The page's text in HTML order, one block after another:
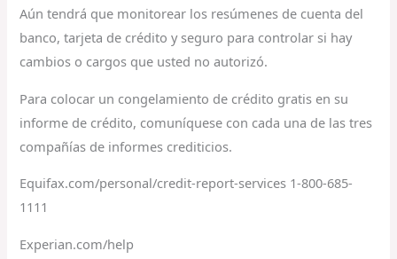
Aún tendrá que monitorear los resúmenes de cuenta del
banco, tarjeta de crédito y seguro para controlar si hay
cambios o cargos que usted no autorizó.
Para colocar un congelamiento de crédito gratis en su
informe de crédito, comuníquese con cada una de las tres
compañías de informes crediticios.
Equifax.com/personal/credit-report-services 1-800-685-
1111
Experian.com/help